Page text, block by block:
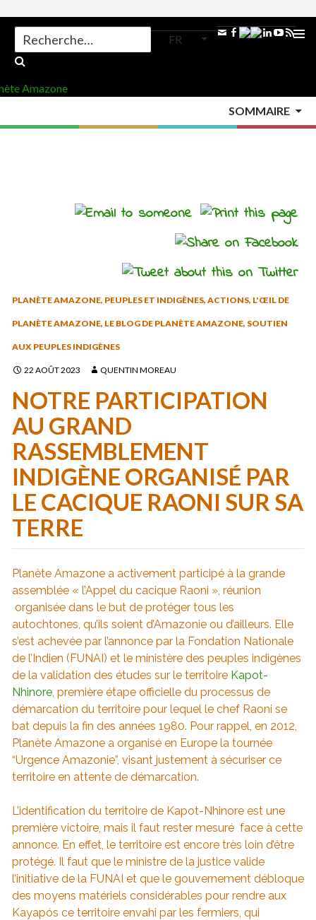
AU
FR
Search
for:
SOMMAIRE
PLANÈTE AMAZONE, PEUPLES ET INDIGÈNES, ACTIONS, L'ŒIL DE
PLANÈTE AMAZONE, LE BLOG DE PLANÈTE AMAZONE, SOUTIEN
AUX PEUPLES INDIGÈNES
22 AOÛT 2023 QUENTIN MOREAU
NOTRE PARTICIPATION
AU GRAND
RASSEMBLEMENT
INDIGÈNE ORGANISÉ PAR
LE CACIQUE RAONI SUR SA
TERRE
Planète Amazone a activement participé à la grande
assemblée « l’Appel du cacique Raoni », réunion
organisée dans le but de protéger tous les
autochtones, qu’ils soient d’Amazonie ou d’ailleurs. Elle
s’est achevée par l’annonce par la Fondation Nationale
de l’Indien (FUNAI) et le ministère des peuples indigènes
de la validation des études sur le territoire Kapot-
Nhinore, première étape officielle du processus de
démarcation du territoire pour lequel le chef Raoni se
bat depuis la fin des années 1980. Pour rappel, en 2012,
Planète Amazone a organisé en Europe la tournée
“Urgence Amazonie”, visant justement à sécuriser ce
territoire en attente de démarcation.
L’identification du territoire de Kapot-Nhinore est une
première victoire, mais il faut rester mesuré face à cette
annonce. En effet, le territoire est encore très loin d’être
protégé. Il faut que le ministre de la justice valide
l’initiative de la FUNAI et que le gouvernement débloque
des moyens matériels considérables pour rendre aux
Kayapós ce territoire envahi par les fermiers, qui